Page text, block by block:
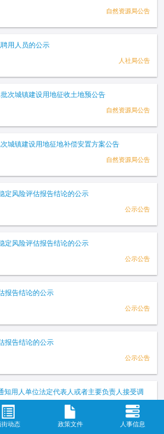
自然资源局公告
用人员的公示
人社局公告
次城镇建设用地征收土地预公告
自然资源局公告
城镇建设用地征地补偿安置方案公告
自然资源局公告
定风险评估报告结论的公示
公示公告
定风险评估报告结论的公示
公示公告
报告结论的公示
公示公告
报告结论的公示
公示公告
用人单位法定代表人或者主要负责人接受调
人社局公告
街动态 政策文件 人事信息